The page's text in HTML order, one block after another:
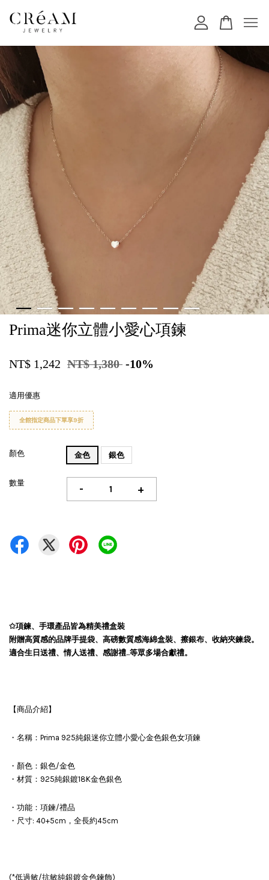
Prima迷你立體小愛心項鍊
NT$ 1,242 NT$ 1,380 -10%
適用優惠
全館指定商品下單享9折
顏色 金色 銀色
數量 - +
✩項鍊、手環產品皆為精美禮盒裝
附贈高質感的品牌手提袋、高磅數質感海綿盒裝、擦銀布、收納夾鍊袋。
適合生日送禮、情人送禮、感謝禮..等眾多場合獻禮。
【商品介紹】
・名稱：Prima 925純銀迷你立體小愛心金色銀色女項鍊
・顏色：銀色/金色
・材質：925純銀鍍18K金色銀色
・功能：項鍊/禮品
・尺寸: 40+5cm，全長約45cm
(*低過敏/抗敏純銀鍍金色鍊飾)
您的購物車目前還是空的。